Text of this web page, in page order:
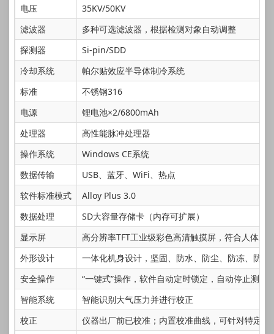
电压
35KV/50KV
滤波器
多种可选滤波器，根据检测对象自动调整
探测器
Si-pin/SDD
冷却系统
帕尔贴效应半导体制冷系统
标准
不锈钢316
电源
锂电池×2/6800mAh
处理器
高性能脉冲处理器
操作系统
Windows CE系统
数据传输
USB、蓝牙、WiFi、热点
软件标准模式
Alloy Plus 3.0
数据处理
SD大容量存储卡（内存可扩展）
显示屏
高分辨率TFT工业级彩色高清触摸屏，符合人体
外形设计
一体化机身设计，坚固、防水、防尘、防冻、防
安全操作
“一键式”操作，软件自动定时锁定，自动停止测
智能系统
智能识别大气压力并进行校正
校正
仪器出厂前已校准；内置校准曲线，可针对特定样